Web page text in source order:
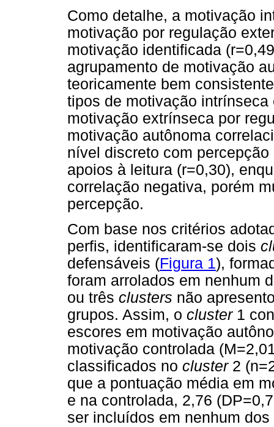
Como detalhe, a motivação
motivação por regulação
motivação identificada
agrupamento de motivação
teoricamente bem
tipos de motivação
motivação extrínseca por
motivação autônoma
nível discreto com
apoios à leitura (r=0,30),
correlação negativa, porém
percepção.
Com base nos critérios
perfis, identificaram-se dois
defensáveis (Figura 1),
foram arrolados em nenhum
ou três clusters não
grupos. Assim, o cluster 1
escores em motivação
motivação controlada
classificados no cluster 2
que a pontuação média em
e na controlada, 2,76
ser incluídos em nenhum